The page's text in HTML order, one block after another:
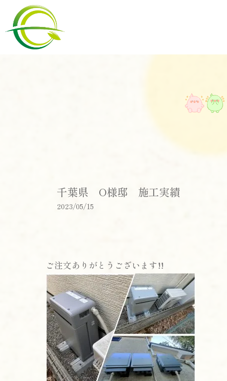
千葉県 O様邸 施工実績
2023/05/15
ご注文ありがとうございます!!